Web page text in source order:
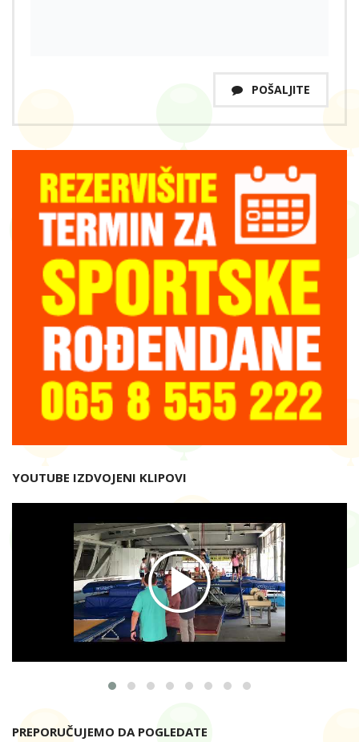
POŠALJITE
YOUTUBE IZDVOJENI KLIPOVI
PREPORUČUJEMO DA POGLEDATE